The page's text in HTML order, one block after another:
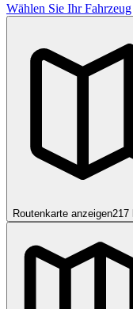
Wählen Sie Ihr Fahrzeug
Routenkarte anzeigen217